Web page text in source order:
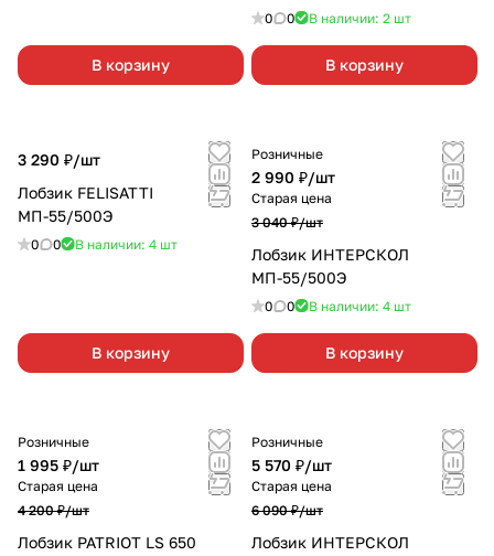
В корзину
0 0 В наличии: 2 шт
В корзину
3 290 ₽/шт
Лобзик FELISATTI
МП-55/500Э
0 0 В наличии: 4 шт
В корзину
Розничные
2 990 ₽/шт
Старая цена
3 040 ₽/шт
Лобзик ИНТЕРСКОЛ
МП-55/500Э
0 0 В наличии: 4 шт
В корзину
Розничные
1 995 ₽/шт
Старая цена
4 200 ₽/шт
Лобзик PATRIOT LS 650
Розничные
5 570 ₽/шт
Старая цена
6 090 ₽/шт
Лобзик ИНТЕРСКОЛ